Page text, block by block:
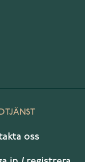
oss